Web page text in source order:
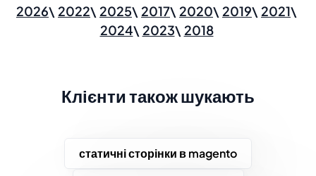
2026 2022 2025 2017 2020 2019
2021
2024
2023 2018
Клієнти також шукають
статичні сторінки в magento